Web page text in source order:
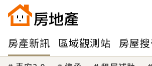
房產新訊 區域觀測站 房屋